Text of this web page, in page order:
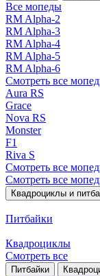
Все мопеды
RM Alpha-2
RM Alpha-3
RM Alpha-4
RM Alpha-5
RM Alpha-6
Смотреть все
Aura RS
Grace
Nova RS
Monster
F1
Riva S
Смотреть все
Смотреть все
Квадроциклы и
Питбайки
Квадроциклы
Смотреть все
Питбайки